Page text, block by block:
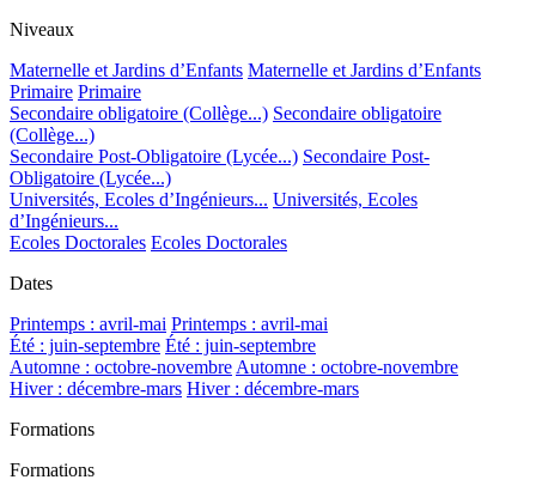
Niveaux
Maternelle et Jardins d’Enfants Maternelle et Jardins d’Enfants
Primaire Primaire
Secondaire obligatoire (Collège...) Secondaire obligatoire
(Collège...)
Secondaire Post-Obligatoire (Lycée...) Secondaire Post-
Obligatoire (Lycée...)
Universités, Ecoles d’Ingénieurs... Universités, Ecoles
d’Ingénieurs...
Ecoles Doctorales Ecoles Doctorales
Dates
Printemps : avril-mai Printemps : avril-mai
Été : juin-septembre Été : juin-septembre
Automne : octobre-novembre Automne : octobre-novembre
Hiver : décembre-mars Hiver : décembre-mars
Formations
Formations